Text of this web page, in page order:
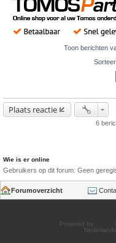
Toon berichten
Plaats reactie
6
Wie is er online
Gebruikers op dit forum: Geen
Forumoverzicht
Powered by